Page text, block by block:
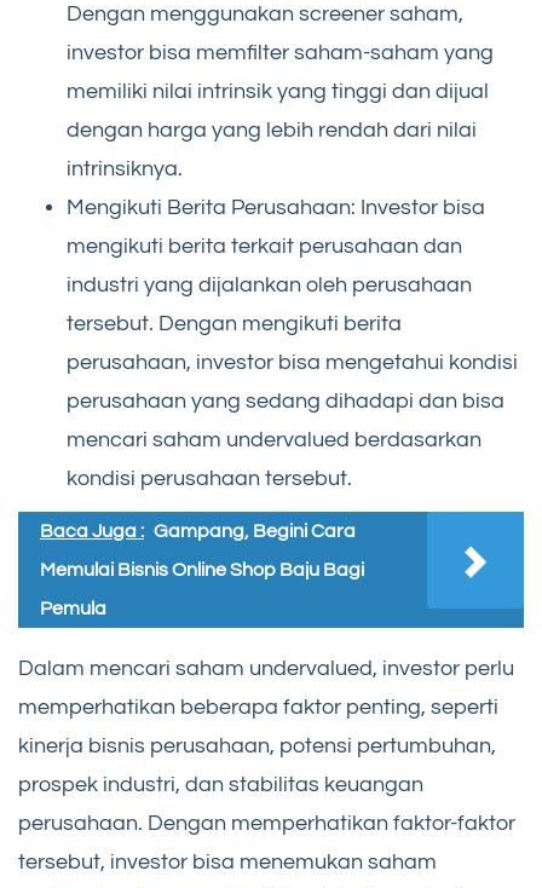
Dengan menggunakan screener saham,
investor bisa memfilter saham-saham yang
memiliki nilai intrinsik yang tinggi dan dijual
dengan harga yang lebih rendah dari nilai
intrinsiknya.
Mengikuti Berita Perusahaan: Investor bisa
mengikuti berita terkait perusahaan dan
industri yang dijalankan oleh perusahaan
tersebut. Dengan mengikuti berita
perusahaan, investor bisa mengetahui kondisi
perusahaan yang sedang dihadapi dan bisa
mencari saham undervalued berdasarkan
kondisi perusahaan tersebut.
Baca Juga : Gampang, Begini Cara
Memulai Bisnis Online Shop Baju Bagi
Pemula
Dalam mencari saham undervalued, investor perlu
memperhatikan beberapa faktor penting, seperti
kinerja bisnis perusahaan, potensi pertumbuhan,
prospek industri, dan stabilitas keuangan
perusahaan. Dengan memperhatikan faktor-faktor
tersebut, investor bisa menemukan saham